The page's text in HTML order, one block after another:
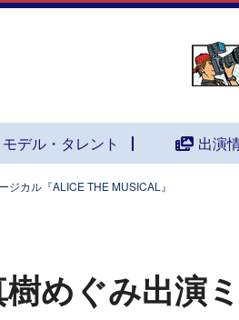
モデル・タレント 出演
ジカル『ALICE THE MUSICAL』
めぐみ出演